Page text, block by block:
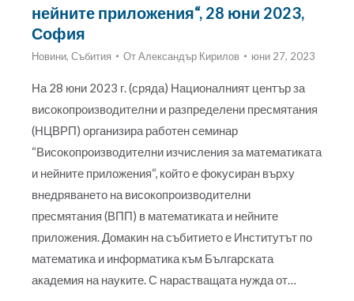
нейните приложения“, 28 юни 2023,
София
Новини, Събития ОтАлександър Кирилов юни 27, 2023
На 28 юни 2023 г. (сряда) Националният център за
високопроизводителни и разпределени пресмятания
(НЦВРП) организира работен семинар
“Високопроизводителни изчисления за математиката
и нейните приложения“, който е фокусиран върху
внедряването на високопроизводителни
пресмятания (ВПП) в математиката и нейните
приложения. Домакин на събитието е Институтът по
математика и информатика към Българската
академия на науките. С нарастващата нужда от…